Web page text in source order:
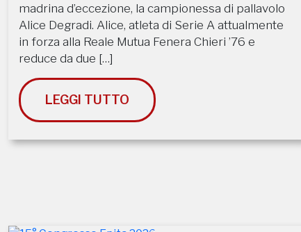
madrina d’eccezione, la campionessa di pallavolo
Alice Degradi. Alice, atleta di Serie A attualmente
in forza alla Reale Mutua Fenera Chieri ’76 e
reduce da due […]
LEGGI TUTTO